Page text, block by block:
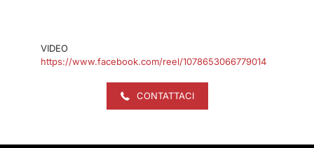
VIDEO
https://www.facebook.com/reel/1078653066779014
CONTATTACI